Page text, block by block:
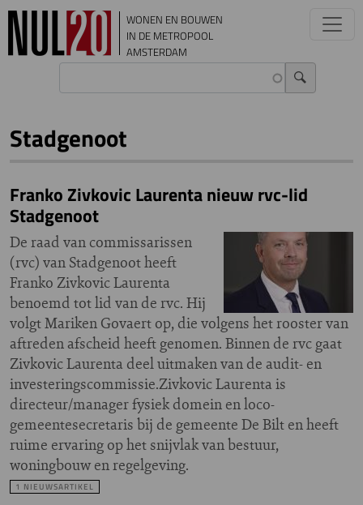
Overslaan en naar de inhoud gaan
WONEN EN BOUWEN
IN DE METROPOOL
AMSTERDAM
Stadgenoot
Franko Zivkovic Laurenta nieuw rvc-lid
Stadgenoot
De raad van commissarissen
(rvc) van Stadgenoot heeft
Franko Zivkovic Laurenta
benoemd tot lid van de rvc. Hij
volgt Mariken Govaert op, die volgens het rooster van
aftreden afscheid heeft genomen. Binnen de rvc gaat
Zivkovic Laurenta deel uitmaken van de audit- en
investeringscommissie.Zivkovic Laurenta is
directeur/manager fysiek domein en loco-
gemeentesecretaris bij de gemeente De Bilt en heeft
ruime ervaring op het snijvlak van bestuur,
woningbouw en regelgeving.
1 NIEUWSARTIKEL